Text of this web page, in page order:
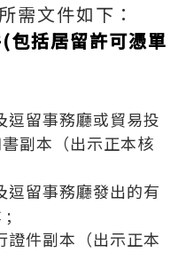
需文件如下：
包括居留許可憑單
逗留事務廳或貿易投
副本（出示正本核
逗留事務廳發出的有
;
證件副本（出示正本